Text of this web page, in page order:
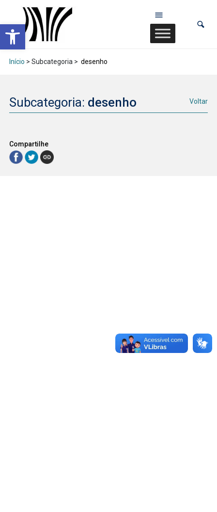
Abrir a barra de ferramentas
Início > Subcategoria > desenho
Subcategoria: desenho Voltar
Compartilhe